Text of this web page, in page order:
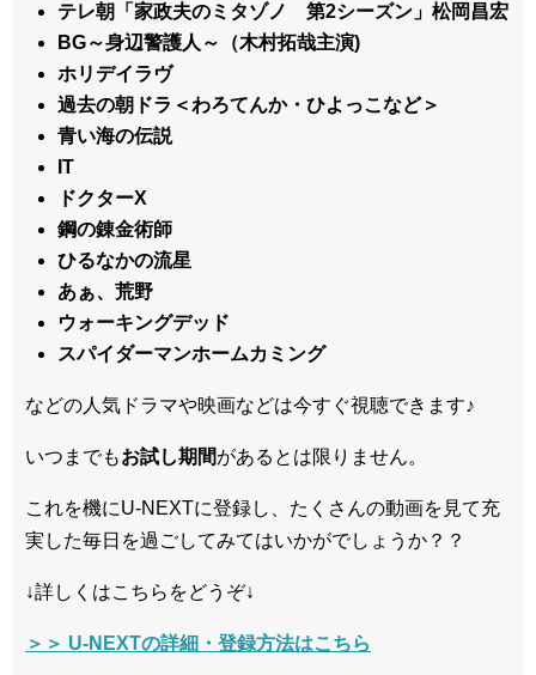
テレ朝「家政夫のミタゾノ 第2シーズン」松岡昌宏
BG～身辺警護人～（木村拓哉主演)
ホリデイラヴ
過去の朝ドラ＜わろてんか・ひよっこなど＞
青い海の伝説
IT
ドクターX
鋼の錬金術師
ひるなかの流星
あぁ、荒野
ウォーキングデッド
スパイダーマンホームカミング
などの人気ドラマや映画などは今すぐ視聴できます♪
いつまでもお試し期間があるとは限りません。
これを機にU-NEXTに登録し、たくさんの動画を見て充
実した毎日を過ごしてみてはいかがでしょうか？？
↓詳しくはこちらをどうぞ↓
＞＞ U-NEXTの詳細・登録方法はこちら